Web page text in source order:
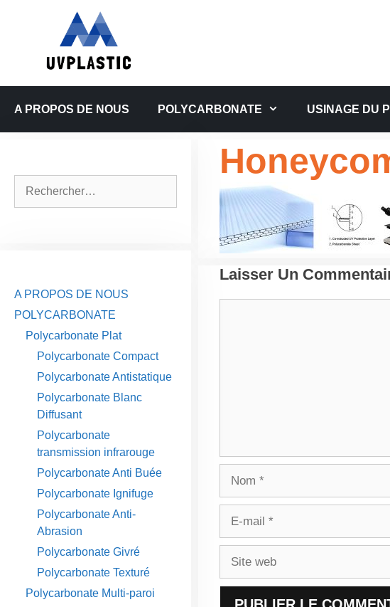
A PROPOS DE NOUS POLYCARBONATE USINAGE DU
Laisser Un
A PROPOS DE NOUS
POLYCARBONATE
Polycarbonate Plat
Polycarbonate Compact
Polycarbonate Antistatique
Polycarbonate Blanc
Diffusant
Polycarbonate
transmission infrarouge
Polycarbonate Anti Buée
Polycarbonate Ignifuge
Polycarbonate Anti-
Abrasion
Polycarbonate Givré
Polycarbonate Texturé
Polycarbonate Multi-paroi